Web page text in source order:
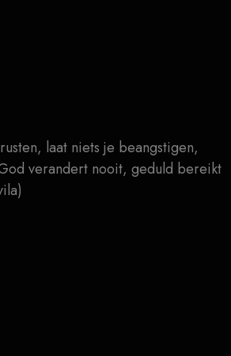
laat niets je beangstigen,
verandert nooit, geduld bereikt